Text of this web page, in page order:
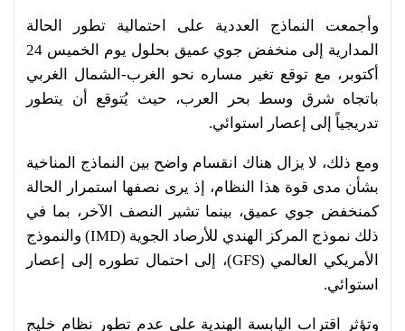
وأجمعت النماذج العددية على احتمالية تطور الحالة
المدارية إلى منخفض جوي عميق بحلول يوم الخميس 24
أكتوبر، مع توقع تغير مساره نحو الغرب-الشمال الغربي
باتجاه شرق وسط بحر العرب، حيث يُتوقع أن يتطور
تدريجياً إلى إعصار استوائي.
ومع ذلك، لا يزال هناك انقسام واضح بين النماذج المناخية
بشأن مدى قوة هذا النظام، إذ يرى نصفها استمرار الحالة
كمنخفض جوي عميق، بينما تشير النصف الآخر، بما في
ذلك نموذج المركز الهندي للأرصاد الجوية (IMD) والنموذج
الأمريكي العالمي (GFS)، إلى احتمال تطوره إلى إعصار
استوائي.
وتؤثر اقتراب اليابسة الهندية على عدم تطور نظام خليج